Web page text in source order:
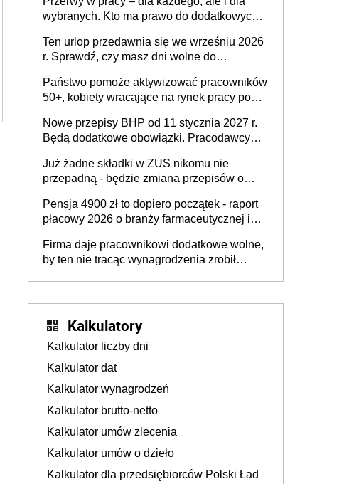
dofinansowań czy refundacji, ale bariery po
stronie systemu i świadomości
pracodawców [WYWIAD]
wybranych. Kto ma prawo do dodatkowych
Ten urlop przedawnia się we wrześniu 2026
r. Sprawdź, czy masz dni wolne do
Państwo pomoże aktywizować pracowników
50+, kobiety wracające na rynek pracy po
osoby neuroatypowe. Powstanie Fundusz
na rzecz Inkluzywności w Zatrudnianiu?
Nowe przepisy BHP od 11 stycznia 2027 r.
Będą dodatkowe obowiązki. Pracodawcy
Już żadne składki w ZUS nikomu nie
przepadną - będzie zmiana przepisów o
ubezpieczeniom społecznym
Pensja 4900 zł to dopiero początek - raport
płacowy 2026 o branży farmaceutycznej i
Firma daje pracownikowi dodatkowe wolne,
by ten nie tracąc wynagrodzenia zrobił
Kalkulatory
Kalkulator liczby dni
Kalkulator dat
Kalkulator wynagrodzeń
Kalkulator brutto-netto
Kalkulator umów zlecenia
Kalkulator umów o dzieło
Kalkulator dla przedsiębiorców Polski Ład